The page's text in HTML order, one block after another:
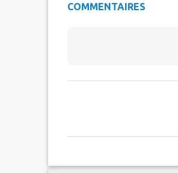
COMMENTAIRES